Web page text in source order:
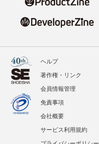
ヘルプ
著作権・リンク
会員情報管理
免責事項
会社概要
サービス利用規約